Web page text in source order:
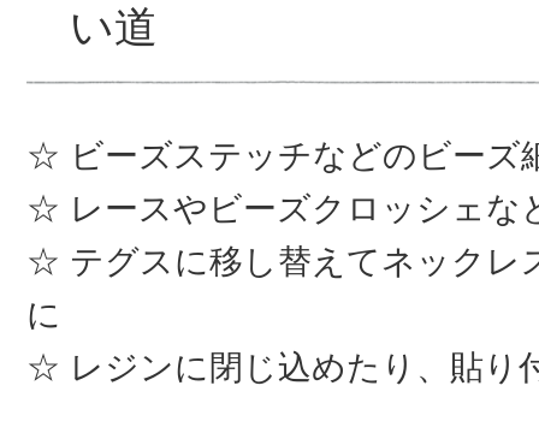
い道
ビーズステッチなどのビーズ
レースやビーズクロッシェな
テグスに移し替えてネックレ
に
レジンに閉じ込めたり、貼り